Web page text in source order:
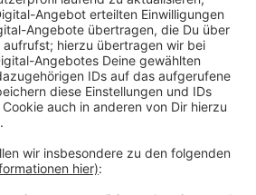
für den Streit im
soll heute im Prozess geklärt